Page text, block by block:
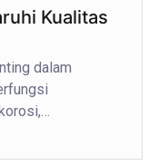
Kualitas
dalam